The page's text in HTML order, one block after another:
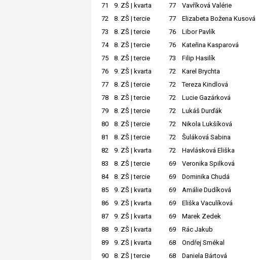
71
9. ZŠ | kvarta 77
Vavříková Valérie
72
8. ZŠ | tercie 77
Elizabeta Božena Kusová
73
8. ZŠ | tercie 76
Libor Pavlík
74
8. ZŠ | tercie 76
Kateřina Kasparová
75
8. ZŠ | tercie 73
Filip Hasilík
76
9. ZŠ | kvarta 72
Karel Brychta
77
8. ZŠ | tercie 72
Tereza Kindlová
78
8. ZŠ | tercie 72
Lucie Gazárková
79
8. ZŠ | tercie 72
Lukáš Durďák
80
8. ZŠ | tercie 72
Nikola Lukšíková
81
8. ZŠ | tercie 72
Šuláková Sabina
82
9. ZŠ | kvarta 72
Havlásková Eliška
83
8. ZŠ | tercie 69
Veronika Spilková
84
8. ZŠ | tercie 69
Dominika Chudá
85
9. ZŠ | kvarta 69
Amálie Dudíková
86
9. ZŠ | kvarta 69
Eliška Vaculíková
87
9. ZŠ | kvarta 69
Marek Zedek
88
9. ZŠ | kvarta 69
Rác Jakub
89
9. ZŠ | kvarta 68
Ondřej Smékal
90
8. ZŠ | tercie 68
Daniela Bártová